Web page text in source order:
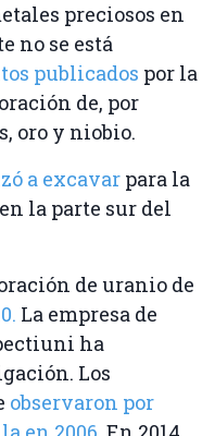
preciosos en
no se está
publicados por la
de, por
oro y niobio.
a excavar para la
la parte sur del
de uranio de
La empresa de
ha
Los
observaron por